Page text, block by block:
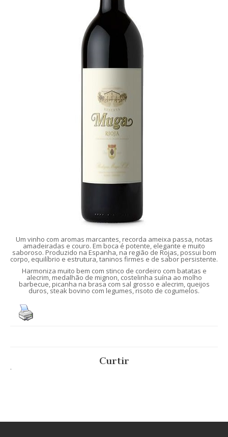
Um vinho com aromas marcantes, recorda ameixa passa, notas
amadeiradas e couro. Em boca é potente, elegante e muito
saboroso. Produzido na Espanha, na região de Rojas, possui bom
corpo, equilíbrio e estrutura, taninos firmes e de sabor persistente.
Harmoniza muito bem com stinco de cordeiro com batatas e
alecrim, medalhão de mignon, costelinha suína ao molho
barbecue, picanha na brasa com sal grosso e alecrim, queijos
duros, steak bovino com legumes, risoto de cogumelos.
Curtir
.